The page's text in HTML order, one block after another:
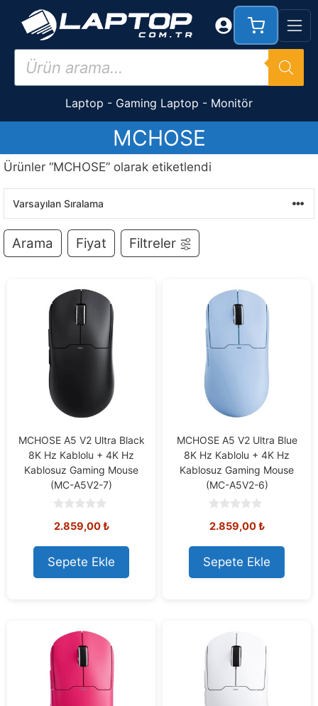
İçeriğe
Products
search
Laptop - Gaming Laptop - Monitör
MCHOSE
Ürünler “MCHOSE” olarak etiketlendi
Arama Fiyat Filtreler
MCHOSE A5 V2 Ultra Black
8K Hz Kablolu + 4K Hz
Kablosuz Gaming Mouse
(MC-A5V2-7)
o
t
o
f
5
2.859,00₺
Sepete Ekle
MCHOSE A5 V2 Ultra Blue
8K Hz Kablolu + 4K Hz
Kablosuz Gaming Mouse
(MC-A5V2-6)
o
t
o
f
5
2.859,00₺
Sepete Ekle